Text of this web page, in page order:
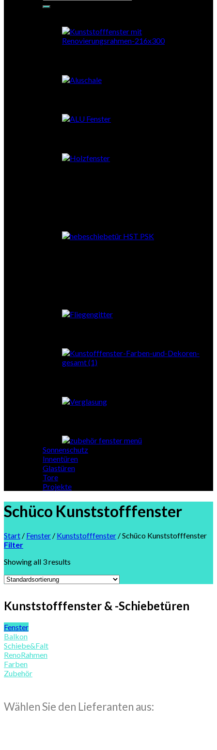
Sonnenschutz
Innentüren
Glastüren
Tore
Projekte
Schüco Kunststofffenster
Start / Fenster / Kunststofffenster /Schüco Kunststofffenster
Filter
Showing all 3 results
Kunststofffenster & -Schiebetüren
Fenster
Balkon
Schiebe&Falt
RenoRahmen
Farben
Zubehör
Wählen Sie den Lieferanten aus: